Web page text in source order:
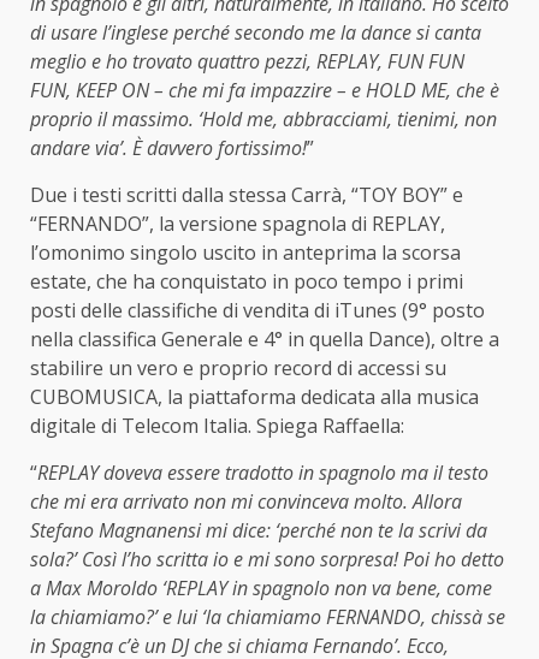
di usare l’inglese perché secondo me la dance si canta
meglio e ho trovato quattro pezzi, REPLAY, FUN FUN
FUN, KEEP ON – che mi fa impazzire – e HOLD ME, che è
proprio il massimo. ‘Hold me, abbracciami, tienimi, non
andare via’. È davvero fortissimo!”
Due i testi scritti dalla stessa Carrà, “TOY BOY” e
“FERNANDO”, la versione spagnola di REPLAY,
l’omonimo singolo uscito in anteprima la scorsa
estate, che ha conquistato in poco tempo i primi
posti delle classifiche di vendita di iTunes (9° posto
nella classifica Generale e 4° in quella Dance), oltre a
stabilire un vero e proprio record di accessi su
CUBOMUSICA, la piattaforma dedicata alla musica
digitale di Telecom Italia. Spiega Raffaella:
“REPLAY doveva essere tradotto in spagnolo ma il testo
che mi era arrivato non mi convinceva molto. Allora
Stefano Magnanensi mi dice: ‘perché non te la scrivi da
sola?’ Così l’ho scritta io e mi sono sorpresa! Poi ho detto
a Max Moroldo ‘REPLAY in spagnolo non va bene, come
la chiamiamo?’ e lui ‘la chiamiamo FERNANDO, chissà se
in Spagna c’è un DJ che si chiama Fernando’. Ecco,